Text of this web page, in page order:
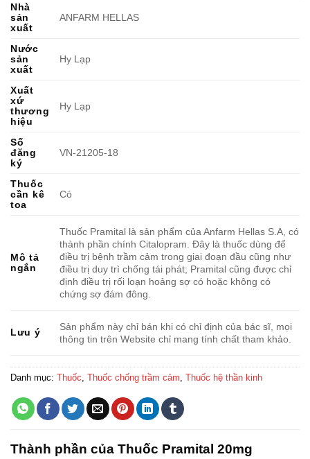
Nhà
sản
xuất
ANFARM HELLAS
Nước
sản
xuất
Hy Lạp
Xuất
xứ
thương
hiệu
Hy Lạp
Số
đăng
ký
VN-21205-18
Thuốc
cần kê
toa
Có
Mô tả
ngắn
Thuốc Pramital là sản phẩm của Anfarm Hellas S.A, có
thành phần chính Citalopram. Đây là thuốc dùng để
điều trị bệnh trầm cảm trong giai đoạn đầu cũng như
điều trị duy trì chống tái phát; Pramital cũng được chỉ
định điều trị rối loạn hoảng sợ có hoặc không có
chứng sợ đám đông.
Lưu ý
Sản phẩm này chỉ bán khi có chỉ định của bác sĩ, mọi
thông tin trên Website chỉ mang tính chất tham khảo.
Danh mục: Thuốc Thuốc chống trầm cảm Thuốc hệ thần kinh
Thành phần của Thuốc Pramital 20mg